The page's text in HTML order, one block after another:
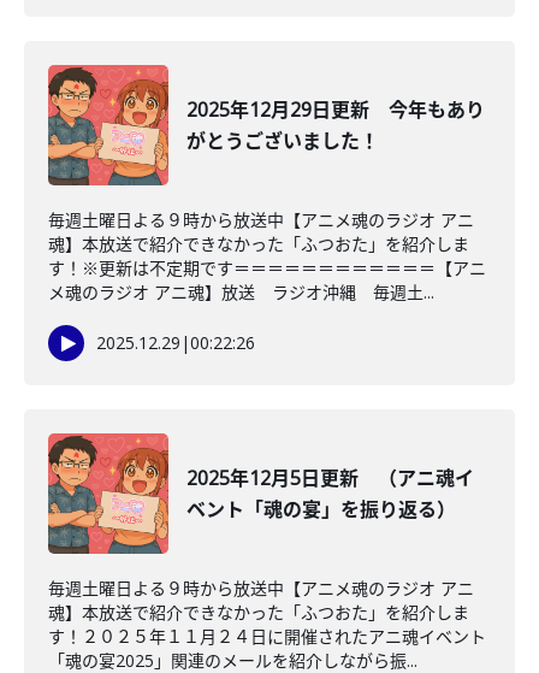
2025年12月29日更新 今年もあり
がとうございました！
毎週土曜日よる９時から放送中【アニメ魂のラジオ アニ
魂】本放送で紹介できなかった「ふつおた」を紹介しま
す！※更新は不定期です＝＝＝＝＝＝＝＝＝＝＝＝【アニ
メ魂のラジオ アニ魂】放送 ラジオ沖縄 毎週土...
2025.12.29 |00:22:26
2025年12月5日更新 （アニ魂イ
ベント「魂の宴」を振り返る）
毎週土曜日よる９時から放送中【アニメ魂のラジオ アニ
魂】本放送で紹介できなかった「ふつおた」を紹介しま
す！２０２５年１１月２４日に開催されたアニ魂イベント
「魂の宴2025」関連のメールを紹介しながら振...